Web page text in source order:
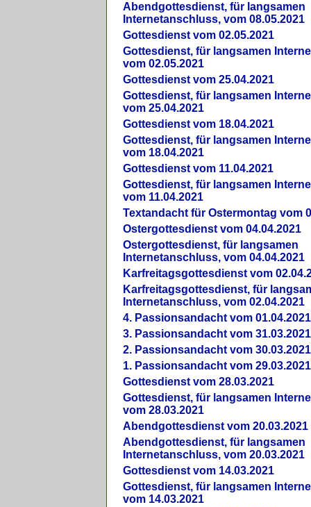
Abendgottesdienst, für langsamen
Internetanschluss, vom 08.05.2021
Gottesdienst vom 02.05.2021
Gottesdienst, für langsamen
vom 02.05.2021
Gottesdienst vom 25.04.2021
Gottesdienst, für langsamen
vom 25.04.2021
Gottesdienst vom 18.04.2021
Gottesdienst, für langsamen
vom 18.04.2021
Gottesdienst vom 11.04.2021
Gottesdienst, für langsamen
vom 11.04.2021
Textandacht für Ostermontag vom
Ostergottesdienst vom 04.04.2021
Ostergottesdienst, für langsamen
Internetanschluss, vom 04.04.2021
Karfreitagsgottesdienst vom
Karfreitagsgottesdienst, für
Internetanschluss, vom 02.04.2021
4. Passionsandacht vom 01.04.2021
3. Passionsandacht vom 31.03.2021
2. Passionsandacht vom 30.03.2021
1. Passionsandacht vom 29.03.2021
Gottesdienst vom 28.03.2021
Gottesdienst, für langsamen
vom 28.03.2021
Abendgottesdienst vom 20.03.2021
Abendgottesdienst, für langsamen
Internetanschluss, vom 20.03.2021
Gottesdienst vom 14.03.2021
Gottesdienst, für langsamen
vom 14.03.2021